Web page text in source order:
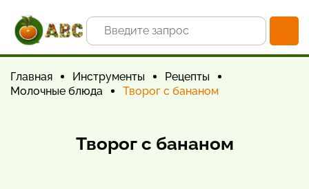
Главная Инструменты
Рецепты
Молочные блюда
Творог с бананом
Творог с бананом